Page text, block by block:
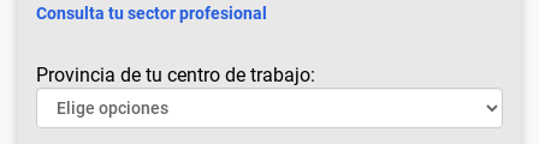
Consulta tu sector profesional
Provincia de tu centro de trabajo: